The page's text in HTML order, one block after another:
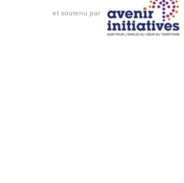
et soutenu par